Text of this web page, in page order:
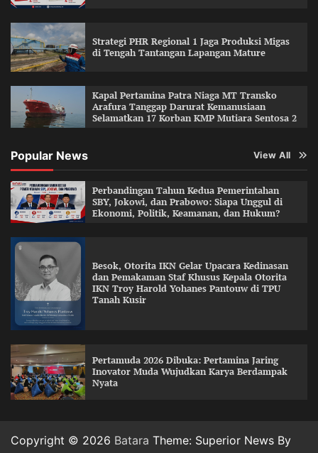
Strategi PHR Regional 1 Jaga Produksi Migas
di Tengah Tantangan Lapangan Mature
Kapal Pertamina Patra Niaga MT Transko
Arafura Tanggap Darurat Kemanusiaan
Selamatkan 17 Korban KMP Mutiara Sentosa 2
Popular News View All
Perbandingan Tahun Kedua Pemerintahan
SBY, Jokowi, dan Prabowo: Siapa Unggul di
Ekonomi, Politik, Keamanan, dan Hukum?
Besok, Otorita IKN Gelar Upacara Kedinasan
dan Pemakaman Staf Khusus Kepala Otorita
IKN Troy Harold Yohanes Pantouw di TPU
Tanah Kusir
Pertamuda 2026 Dibuka: Pertamina Jaring
Inovator Muda Wujudkan Karya Berdampak
Nyata
Copyright © 2026 Batara Theme: Superior News By